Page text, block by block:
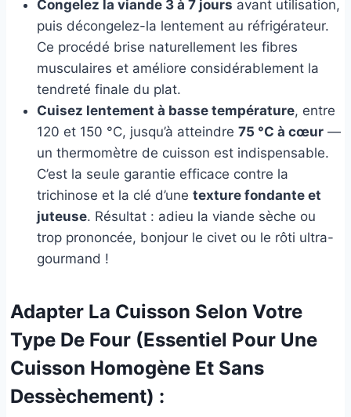
Congelez la viande 3 à 7 jours avant utilisation,
puis décongelez-la lentement au réfrigérateur.
Ce procédé brise naturellement les fibres
musculaires et améliore considérablement la
tendreté finale du plat.
Cuisez lentement à basse température, entre
120 et 150 °C, jusqu’à atteindre 75 °C à cœur —
un thermomètre de cuisson est indispensable.
C’est la seule garantie efficace contre la
trichinose et la clé d’une texture fondante et
juteuse. Résultat : adieu la viande sèche ou
trop prononcée, bonjour le civet ou le rôti ultra-
gourmand !
Adapter La Cuisson Selon Votre
Type De Four (essentiel Pour Une
Cuisson Homogène Et Sans
Dessèchement) :